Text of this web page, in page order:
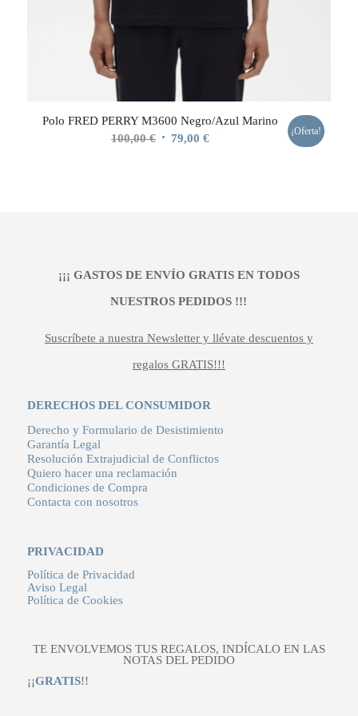
Polo FRED PERRY M3600 Negro/Azul Marino
100,00€ El 79,00 €El
¡Oferta!
¡¡¡ GASTOS DE ENVÍO GRATIS EN TODOS
NUESTROS PEDIDOS !!!
Suscríbete a nuestra Newsletter y llévate descuentos y
regalos GRATIS!!!
DERECHOS DEL CONSUMIDOR
Derecho y Formulario de Desistimiento
Garantía Legal
Resolución Extrajudicial de Conflictos
Quiero hacer una reclamación
Condiciones de Compra
Contacta con nosotros
PRIVACIDAD
Política de Privacidad
Aviso Legal
Política de Cookies
TE ENVOLVEMOS TUS REGALOS, INDÍCALO EN LAS
NOTAS DEL PEDIDO
¡¡GRATIS!!